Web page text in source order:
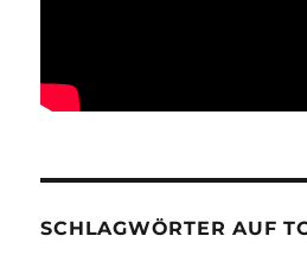
SCHLAGWÖRTER AUF